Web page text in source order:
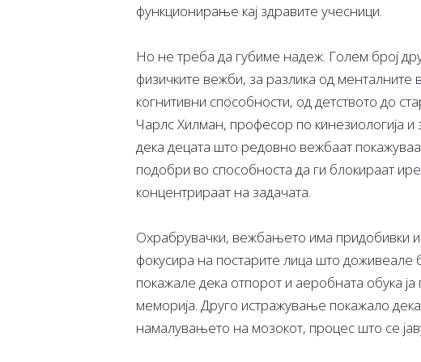
функционирање кај здравите учесници.
Но не треба да губиме надеж. Голем број
физичките вежби, за разлика од
когнитивни способности, од детството до
Чарлс Хилман, професор по кинезиологија
дека децата што редовно вежбаат
подобри во способноста да ги блокираат
концентрираат на задачата.
Охрабрувачки, вежбањето има придобивки
фокусира на постарите лица што
покажале дека отпорот и аеробната обука
меморија. Друго истражување покажало
намалувањето на мозокот, процес што се